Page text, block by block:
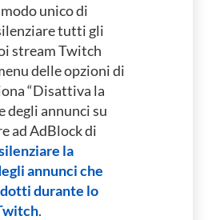
unico di
tutti gli
stream Twitch
delle opzioni di
“Disattiva la
degli annunci su
ad AdBlock di
la
annunci che
durante lo
.